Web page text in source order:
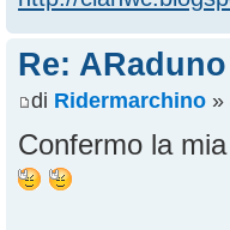
Re: ARaduno
di Ridermarchino »
Confermo la